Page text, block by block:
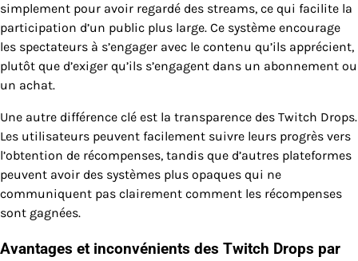
simplement pour avoir regardé des streams, ce qui facilite la
participation d’un public plus large. Ce système encourage
les spectateurs à s’engager avec le contenu qu’ils apprécient,
plutôt que d’exiger qu’ils s’engagent dans un abonnement ou
un achat.
Une autre différence clé est la transparence des Twitch Drops.
Les utilisateurs peuvent facilement suivre leurs progrès vers
l’obtention de récompenses, tandis que d’autres plateformes
peuvent avoir des systèmes plus opaques qui ne
communiquent pas clairement comment les récompenses
sont gagnées.
Avantages et inconvénients des Twitch Drops par